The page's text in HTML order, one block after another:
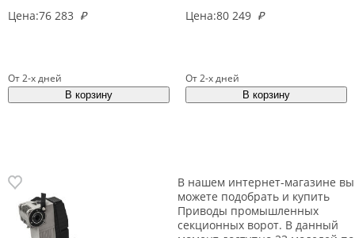
Цена:76 283 ₽
От 2-х дней
Цена:80 249 ₽
От 2-х дней
В нашем интернет-магазине вы
можете подобрать и купить
Приводы промышленных
секционных ворот. В данный